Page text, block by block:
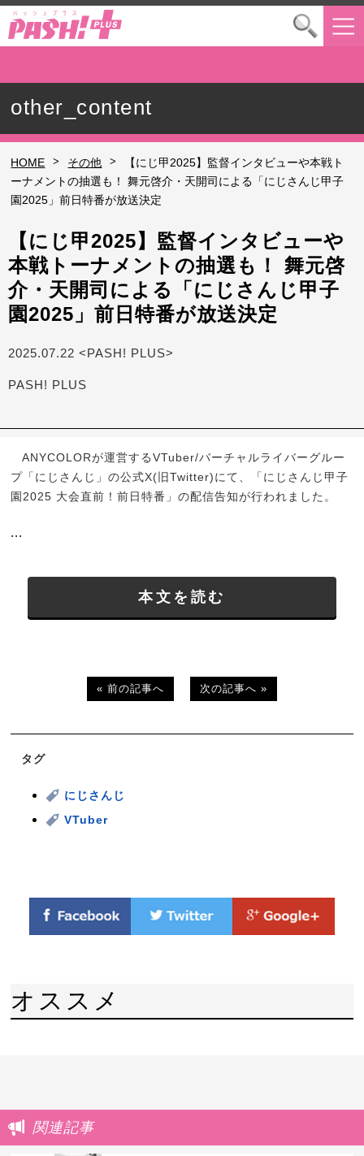
other_content
HOME > その他 >
【にじ甲2025】監督インタビューや本戦ト
ーナメントの抽選も！ 舞元啓介・天開司による「にじさんじ甲子
園2025」前日特番が放送決定
【にじ甲2025】監督インタビューや
本戦トーナメントの抽選も！ 舞元啓
介・天開司による「にじさんじ甲子
園2025」前日特番が放送決定
2025.07.22 <PASH! PLUS>
PASH! PLUS
ANYCOLORが運営するVTuber/バーチャルライバーグルー
プ「にじさんじ」の公式X(旧Twitter)にて、「にじさんじ甲子
園2025 大会直前！前日特番」の配信告知が行われました。
...
本文を読む
« 前の記事へ 次の記事へ »
タグ
にじさんじ
VTuber
オススメ
関連記事